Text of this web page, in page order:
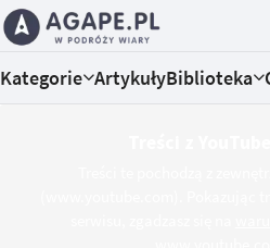
Kategorie ArtykułyBiblioteka